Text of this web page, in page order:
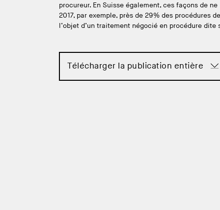
procureur. En Suisse également, ces façons de
2017, par exemple, près de 29% des procédures
l’objet d’un traitement négocié en procédure dite
Télécharger la publication entière